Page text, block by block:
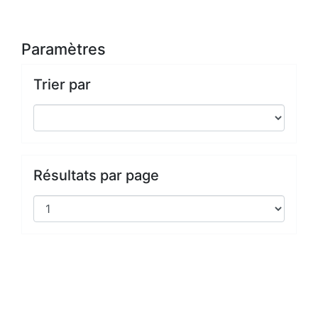
Paramètres
Trier par
Résultats par page